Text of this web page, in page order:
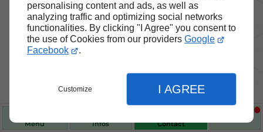
personalising content and ads, as well as
analyzing traffic and optimizing social networks
functionalities. By clicking "I Agree" you consent to
the use of Cookies from our providers Google
Facebook
.
Customize I AGREE
Menu Infos Contact
Nos produits de santé et de